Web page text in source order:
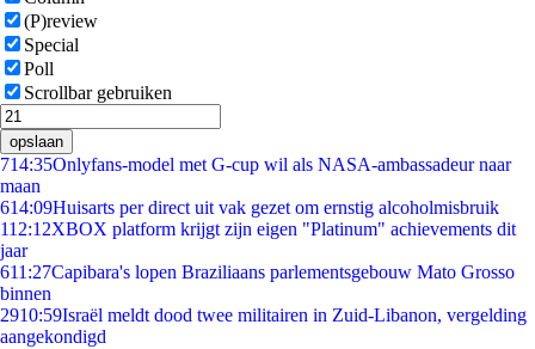
(P)review
Special
Poll
Scrollbar gebruiken
opslaan
714:35Onlyfans-model met G-cup wil als NASA-ambassadeur naar
maan
614:09Huisarts per direct uit vak gezet om ernstig alcoholmisbruik
112:12XBOX platform krijgt zijn eigen "Platinum" achievements dit
jaar
611:27Capibara's lopen Braziliaans parlementsgebouw Mato Grosso
binnen
2910:59Israël meldt dood twee militairen in Zuid-Libanon, vergelding
aangekondigd